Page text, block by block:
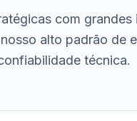
com grandes
alto padrão de
técnica.